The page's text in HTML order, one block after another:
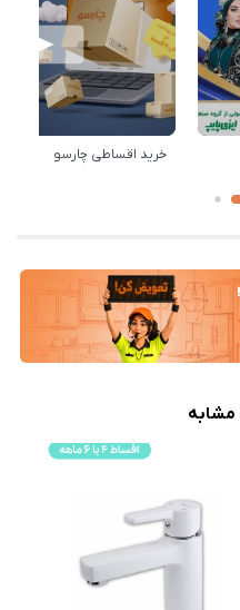
خرید اقساطی چارسو